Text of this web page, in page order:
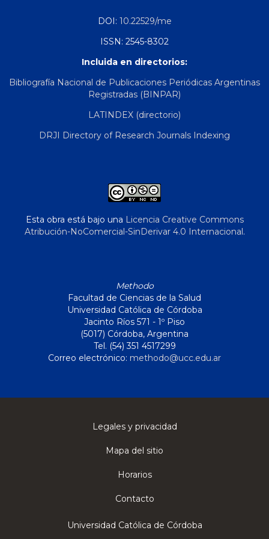
DOI: 10.22529/me
ISSN: 2545-8302
Incluida en directorios:
Bibliografía Nacional de Publicaciones Periódicas Argentinas
Registradas (BINPAR)
LATINDEX (directorio)
DRJI Directory of Research Journals Indexing
Esta obra está bajo una Licencia Creative Commons
Atribución-NoComercial-SinDerivar 4.0 Internacional.
Methodo
Facultad de Ciencias de la Salud
Universidad Católica de Córdoba
Jacinto Ríos 571 - 1º Piso
(5017) Córdoba, Argentina
Tel. (54) 351 4517299
Correo electrónico: methodo@ucc.edu.ar
Legales y privacidad
Mapa del sitio
Horarios
Contacto
Universidad Católica de Córdoba